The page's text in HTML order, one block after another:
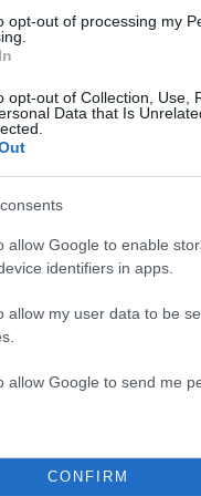
opt-out of processing my
opt-out of Collection, Use,
Data that Is
allow Google to enable
identifiers in apps.
allow my user data to be
allow Google to send me
CONFIRM
το όχημα των